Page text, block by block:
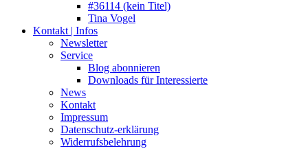
#36114 (kein Titel)
Tina Vogel
Kontakt | Infos
Newsletter
Service
Blog abonnieren
Downloads für Interessierte
News
Kontakt
Impressum
Datenschutz-erklärung
Widerrufsbelehrung